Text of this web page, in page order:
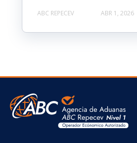
ABC REPECEV ABR 1, 2026